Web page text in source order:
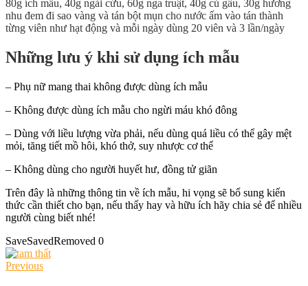
80g ích mẫu, 40g ngải cứu, 60g nga truật, 40g củ gấu, 30g hương
nhu đem đi sao vàng và tán bột mụn cho nước ấm vào tán thành
từng viên như hạt động và mỗi ngày dùng 20 viên và 3 lần/ngày
Những lưu ý khi sử dụng ích mẫu
– Phụ nữ mang thai không được dùng ích mẫu
– Không được dùng ích mẫu cho ngừi máu khó đông
– Dùng với liều lượng vừa phải, nếu dùng quá liều có thể gây mệt
mỏi, tăng tiết mồ hôi, khó thở, suy nhược cơ thể
– Không dùng cho người huyết hư, đồng tử giãn
Trên đây là những thông tin về ích mẫu, hi vọng sẽ bổ sung kiến
thức cần thiết cho bạn, nếu thấy hay và hữu ích hãy chia sẻ để nhiều
người cùng biết nhé!
SaveSavedRemoved 0
Previous